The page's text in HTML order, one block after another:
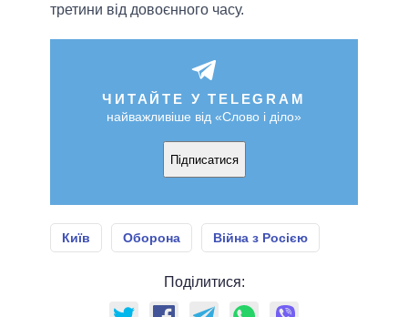
третини від довоєнного часу.
ЧИТАЙТЕ У TELEGRAM
найважливіше від «Слово і діло»
Підписатися
Київ Оборона Війна з Росією
Поділитися: